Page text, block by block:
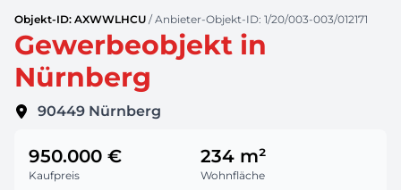
Objekt-ID: AXWWLHCU / Anbieter-Objekt-ID: 1/20/003-003/012171
Gewerbeobjekt in
Nürnberg
90449 Nürnberg
Kaufpreis
950.000 €
Wohnfläche
234 m²